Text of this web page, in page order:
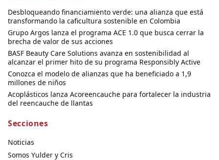
Desbloqueando financiamiento verde: una alianza que está
transformando la caficultura sostenible en Colombia
Grupo Argos lanza el programa ACE 1.0 que busca cerrar la
brecha de valor de sus acciones
BASF Beauty Care Solutions avanza en sostenibilidad al
alcanzar el primer hito de su programa Responsibly Active
Conozca el modelo de alianzas que ha beneficiado a 1,9
millones de niños
Acoplásticos lanza Acoreencauche para fortalecer la industria
del reencauche de llantas
Secciones
Noticias
Somos Yulder y Cris